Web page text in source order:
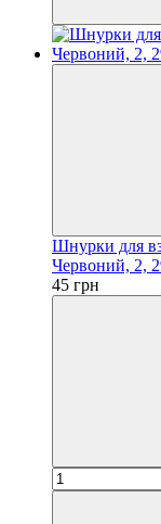
Шнурки для
Червоний, 2,
45 грн